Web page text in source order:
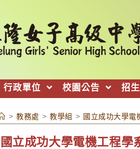
行政單位 校園公告 招
> 教務處 > 教學組 > 國立成功大學電
國立成功大學電機工程